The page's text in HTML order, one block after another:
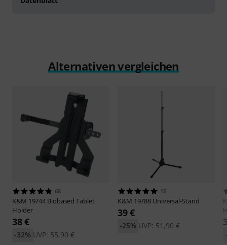
Alternativen vergleichen
68
K&M 19744 Biobased Tablet
Holder
38 €
UVP: 55,90 €
-32%
15
K&M 19788 Universal-Stand
39 €
UVP: 51,90 €
-25%